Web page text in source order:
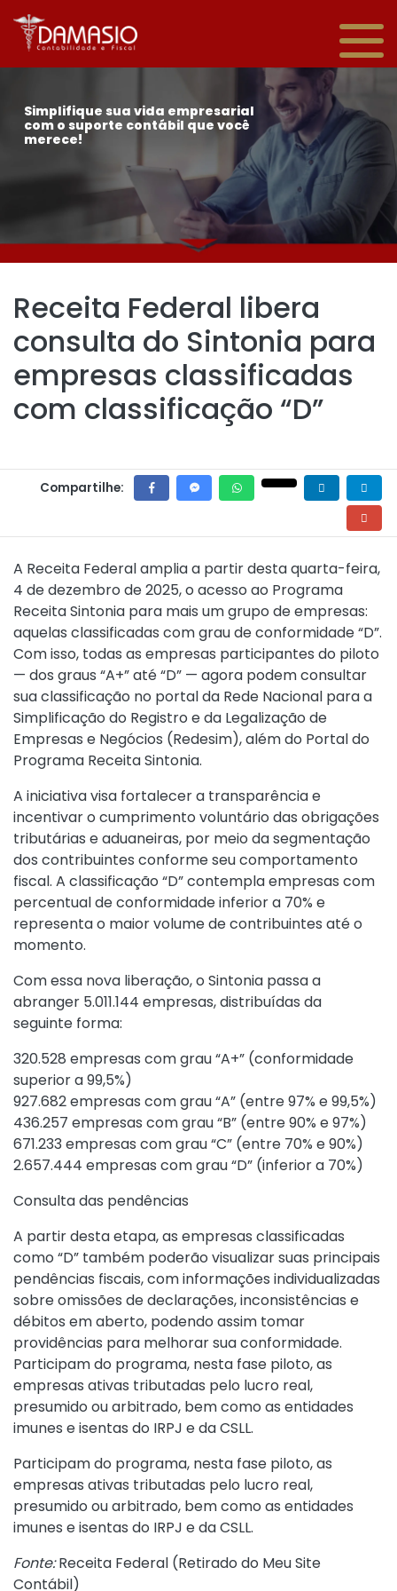
Simplifique sua vida empresarial
com o suporte contábil que você
merece!
Receita Federal libera
consulta do Sintonia para
empresas classificadas
com classificação “D”
Compartilhe:
A Receita Federal amplia a partir desta quarta-feira,
4 de dezembro de 2025, o acesso ao Programa
Receita Sintonia para mais um grupo de empresas:
aquelas classificadas com grau de conformidade “D”.
Com isso, todas as empresas participantes do piloto
— dos graus “A+” até “D” — agora podem consultar
sua classificação no portal da Rede Nacional para a
Simplificação do Registro e da Legalização de
Empresas e Negócios (Redesim), além do Portal do
Programa Receita Sintonia.
A iniciativa visa fortalecer a transparência e
incentivar o cumprimento voluntário das obrigações
tributárias e aduaneiras, por meio da segmentação
dos contribuintes conforme seu comportamento
fiscal. A classificação “D” contempla empresas com
percentual de conformidade inferior a 70% e
representa o maior volume de contribuintes até o
momento.
Com essa nova liberação, o Sintonia passa a
abranger 5.011.144 empresas, distribuídas da
seguinte forma:
320.528 empresas com grau “A+” (conformidade
superior a 99,5%)
927.682 empresas com grau “A” (entre 97% e 99,5%)
436.257 empresas com grau “B” (entre 90% e 97%)
671.233 empresas com grau “C” (entre 70% e 90%)
2.657.444 empresas com grau “D” (inferior a 70%)
Consulta das pendências
A partir desta etapa, as empresas classificadas
como “D” também poderão visualizar suas principais
pendências fiscais, com informações individualizadas
sobre omissões de declarações, inconsistências e
débitos em aberto, podendo assim tomar
providências para melhorar sua conformidade.
Participam do programa, nesta fase piloto, as
empresas ativas tributadas pelo lucro real,
presumido ou arbitrado, bem como as entidades
imunes e isentas do IRPJ e da CSLL.
Participam do programa, nesta fase piloto, as
empresas ativas tributadas pelo lucro real,
presumido ou arbitrado, bem como as entidades
imunes e isentas do IRPJ e da CSLL.
Fonte:Receita Federal (Retirado do Meu Site
Contábil)